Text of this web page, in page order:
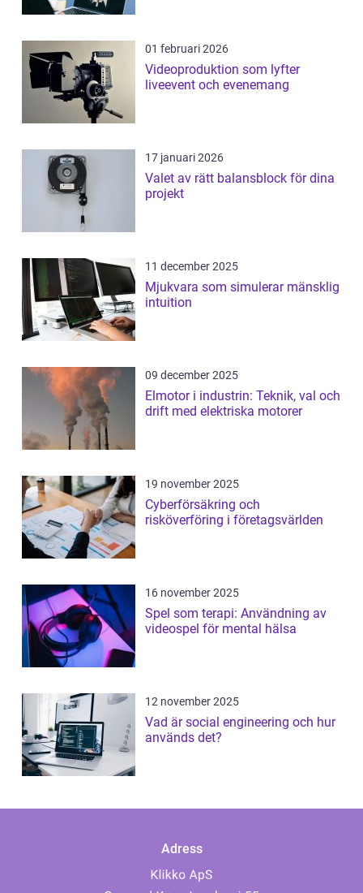
01 februari 2026
Videoproduktion som lyfter
liveevent och evenemang
17 januari 2026
Valet av rätt balansblock för dina
projekt
11 december 2025
Mjukvara som simulerar mänsklig
intuition
09 december 2025
Elmotor i industrin: Teknik, val och
drift med elektriska motorer
19 november 2025
Cyberförsäkring och
risköverföring i företagsvärlden
16 november 2025
Spel som terapi: Användning av
videospel för mental hälsa
12 november 2025
Vad är social engineering och hur
används det?
Adress